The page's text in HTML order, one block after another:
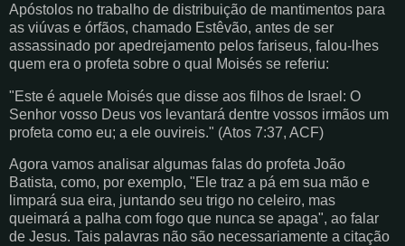
Apóstolos no trabalho de distribuição de mantimentos para
as viúvas e órfãos, chamado Estêvão, antes de ser
assassinado por apedrejamento pelos fariseus, falou-lhes
quem era o profeta sobre o qual Moisés se referiu:
"Este é aquele Moisés que disse aos filhos de Israel: O
Senhor vosso Deus vos levantará dentre vossos irmãos um
profeta como eu; a ele ouvireis." (Atos 7:37, ACF)
Agora vamos analisar algumas falas do profeta João
Batista, como, por exemplo, "Ele traz a pá em sua mão e
limpará sua eira, juntando seu trigo no celeiro, mas
queimará a palha com fogo que nunca se apaga", ao falar
de Jesus. Tais palavras não são necessariamente a citação